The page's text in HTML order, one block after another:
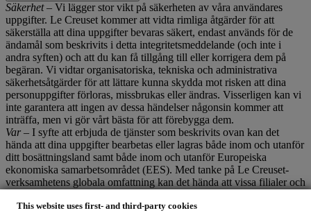
This website uses first- and third-party cookies
Säkerhet– Vi lägger stor vikt på säkerheten av våra användares
uppgifter. Le Creuset kommer att vidta rimliga åtgärder för att
säkerställa att dina uppgifter bevaras säkert, endast används för de
ändamål som beskrivits i detta integritetsmeddelande (och inte i
andra syften) och att du kan få tillgång till eller korrigera dem på
begäran. Vi vidtar organisatoriska, tekniska och administrativa
säkerhetsåtgärder för att lättare kunna skydda mot risken att dina
personuppgifter förloras, missbrukas eller ändras. Visserligen kan vi
inte garantera att ingen av dessa händelser någonsin kommer att
inträffa, men vi gör vårt bästa för att förebygga dem.
Var– I syfte att erbjuda de tjänster som beskrivits ovan kan det
hända att dina uppgifter bearbetas eller lagras både inom och utanför
ditt bosättningsland samt både inom och utanför Europeiska
ekonomiska samarbetsområdet (EES). Med tanke på Le Creuset-
verksamhetens globala omfattning kan det hända att vissa filialer och
(processors) och som är etablerade i ett annat land än ditt